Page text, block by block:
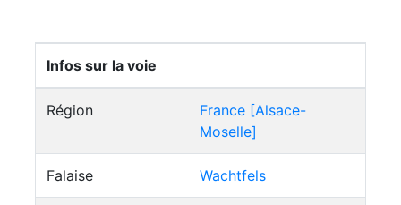
Infos sur la voie
Région
France [Alsace-
Moselle]
Falaise Wachtfels